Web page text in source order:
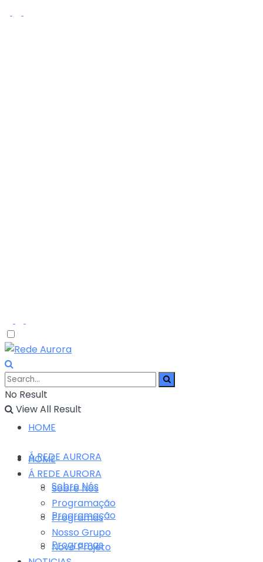
No Result
View All Result
HOME
Á REDE AURORA
Sobre Nós
Programação
Programas
HOME
Á REDE AURORA
Sobre Nós
Programação
Programas
Nosso Grupo
Novo Projeto